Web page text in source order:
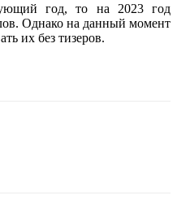
год, то на 2023 год
Однако на данный момент
их без тизеров.